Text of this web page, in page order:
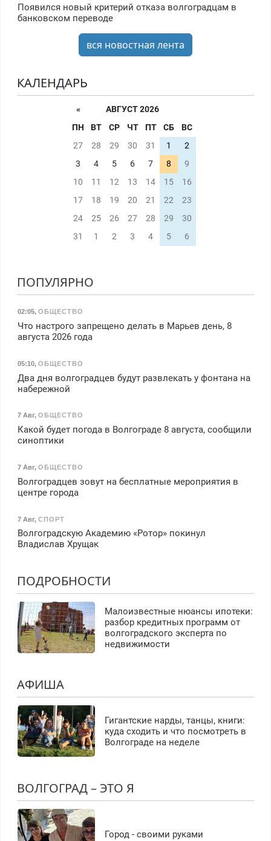
Появился новый критерий отказа волгоградцам в
банковском переводе
вся новостная лента
КАЛЕНДАРЬ
«
АВГУСТ 2026
ПН
ВТ СР ЧТ ПТ СБ
ВС
27
28 29 30 31 1
2
3
4 5 6 7 8
9
10
11 12 13 14 15
16
17
18 19 20 21 22
23
24
25 26 27 28 29
30
31
1 2 3 4 5 6
ПОПУЛЯРНО
02:05, ОБЩЕСТВО
Что настрого запрещено делать в Марьев день, 8
августа 2026 года
05:10, ОБЩЕСТВО
Два дня волгоградцев будут развлекать у фонтана на
набережной
7 Авг, ОБЩЕСТВО
Какой будет погода в Волгограде 8 августа, сообщили
синоптики
7 Авг, ОБЩЕСТВО
Волгоградцев зовут на бесплатные мероприятия в
центре города
7 Авг, СПОРТ
Волгоградскую Академию «Ротор» покинул
Владислав Хрущак
ПОДРОБНОСТИ
Малоизвестные нюансы ипотеки:
разбор кредитных программ от
волгоградского эксперта по
недвижимости
АФИША
Гигантские нарды, танцы, книги:
куда сходить и что посмотреть в
Волгограде на неделе
ВОЛГОГРАД – ЭТО Я
Город - своими руками